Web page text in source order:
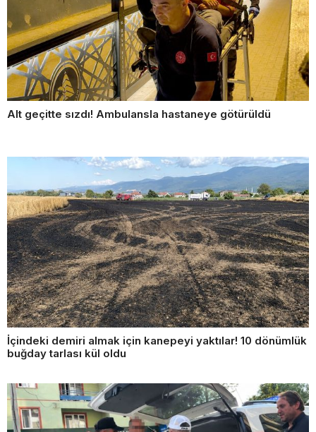
Alt geçitte sızdı! Ambulansla hastaneye götürüldü
İçindeki demiri almak için kanepeyi yaktılar! 10 dönümlük
buğday tarlası kül oldu